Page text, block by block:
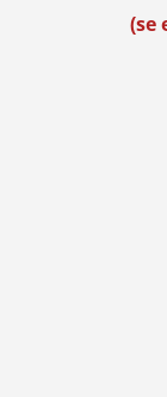
(se